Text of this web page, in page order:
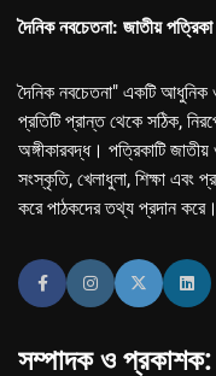
দৈনিক নবচেতনা: জাতীয় পত্রিকা
দৈনিক নবচেতনা" একটি আধুনিক
প্রতিটি প্রান্ত থেকে সঠিক,
অঙ্গীকারবদ্ধ। পত্রিকাটি
সংস্কৃতি, খেলাধুলা, শিক্ষা এবং
করে পাঠকদের তথ্য প্রদান করে।
সম্পাদক ও প্রকাশক: